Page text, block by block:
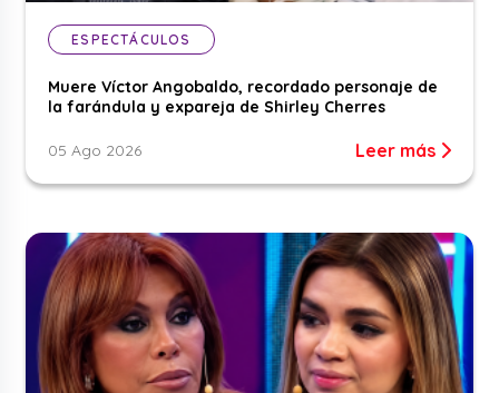
ESPECTÁCULOS
Muere Víctor Angobaldo, recordado personaje de
la farándula y expareja de Shirley Cherres
05 Ago 2026 Leer más